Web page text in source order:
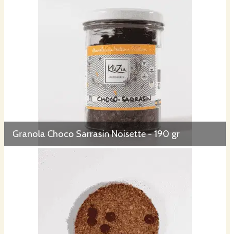
Granola Choco Sarrasin Noisette - 190 gr